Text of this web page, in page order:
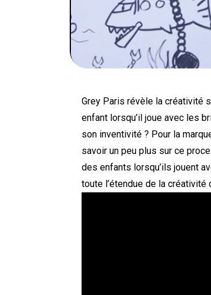
Grey Paris révèle la créativité
enfant lorsqu’il joue avec les
son inventivité ? Pour la
savoir un peu plus sur ce
des enfants lorsqu’ils jouent
toute l’étendue de la créativité